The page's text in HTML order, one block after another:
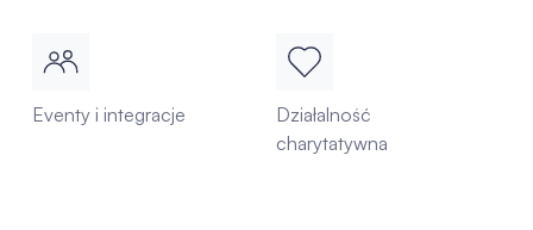
Eventy i integracje
Działalność
charytatywna